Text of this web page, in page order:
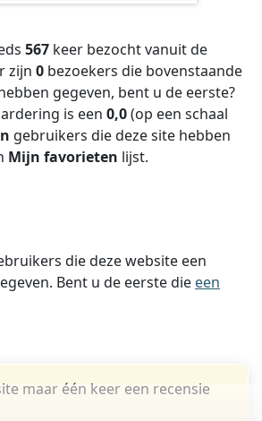
567 keer bezocht vanuit de
zijn 0 bezoekers die bovenstaande
gegeven, bent u de eerste?
is een 0,0(op een schaal
gebruikers die deze site hebben
Mijn favorieten lijst.
die deze website een
Bent u de eerste die een
maar één keer een recensie